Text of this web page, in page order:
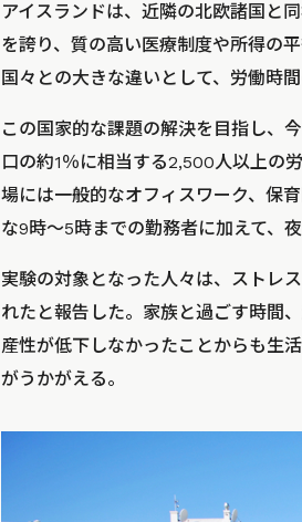
アイスランドは、近隣の北欧諸国と
を誇り、質の高い医療制度や所得の
国々との大きな違いとして、労働時
この国家的な課題の解決を目指し、
口の約1％に相当する2,500人以上の
場には一般的なオフィスワーク、保
な9時～5時までの勤務者に加えて、
実験の対象となった人々は、ストレ
れたと報告した。家族と過ごす時間
産性が低下しなかったことからも生
がうかがえる。